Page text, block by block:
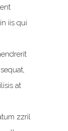
iis qui
at
zzril